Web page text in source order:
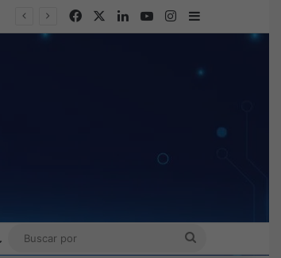
FacebookLinkedInYouTubeInstagram
Barra lateral
Switch skin
BUSCAR